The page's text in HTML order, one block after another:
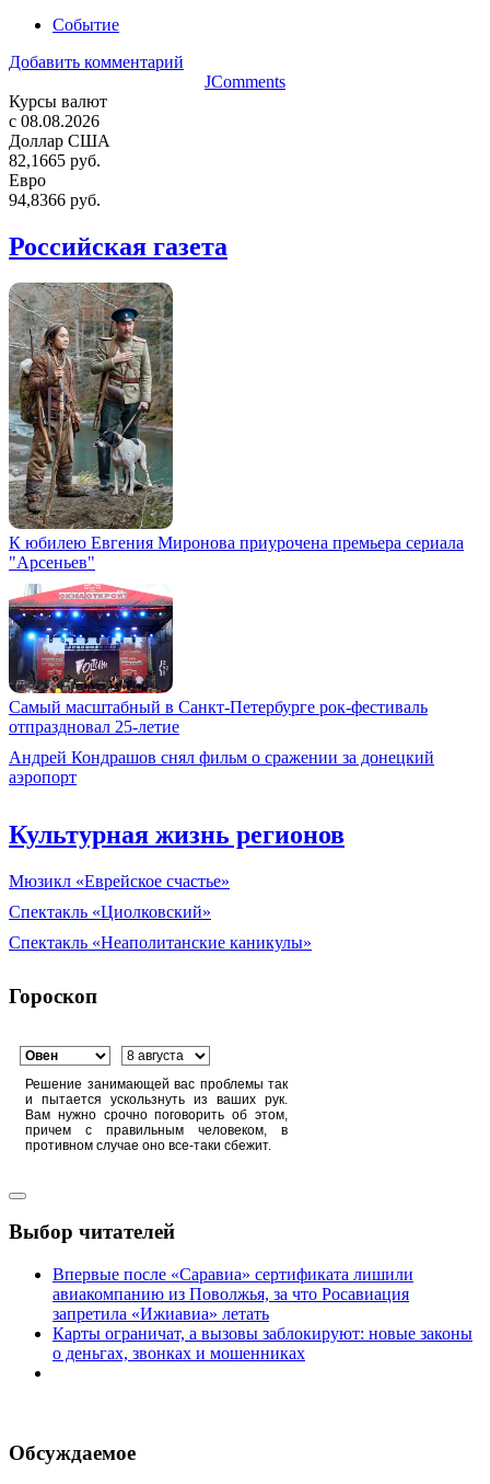
Событие
Добавить комментарий
JComments
Курсы валют
c 08.08.2026
Доллар США
82,1665 руб.
Евро
94,8366 руб.
Российская газета
К юбилею Евгения Миронова приурочена премьера сериала
"Арсеньев"
Самый масштабный в Санкт-Петербурге рок-фестиваль
отпраздновал 25-летие
Андрей Кондрашов снял фильм о сражении за донецкий
аэропорт
Культурная жизнь регионов
Мюзикл «Еврейское счастье»
Спектакль «Циолковский»
Спектакль «Неаполитанские каникулы»
Гороскоп
Решение занимающей вас проблемы так
и пытается ускользнуть из ваших рук.
Вам нужно срочно поговорить об этом,
причем с правильным человеком, в
противном случае оно все-таки сбежит.
Выбор читателей
Впервые после «Саравиа» сертификата лишили
авиакомпанию из Поволжья, за что Росавиация
запретила «Ижиавиа» летать
Карты ограничат, а вызовы заблокируют: новые законы
о деньгах, звонках и мошенниках
Обсуждаемое